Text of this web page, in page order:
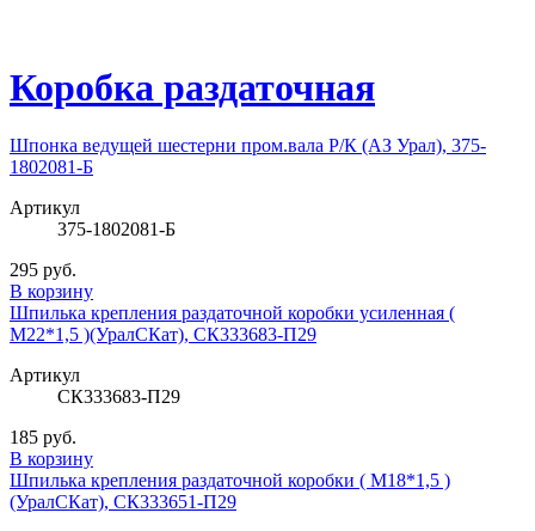
Коробка раздаточная
Шпонка ведущей шестерни пром.вала Р/К (АЗ Урал), 375-
1802081-Б
Артикул
375-1802081-Б
295 руб.
В корзину
Шпилька крепления раздаточной коробки усиленная (
М22*1,5 )(УралСКат), СК333683-П29
Артикул
СК333683-П29
185 руб.
В корзину
Шпилька крепления раздаточной коробки ( М18*1,5 )
(УралСКат), СК333651-П29